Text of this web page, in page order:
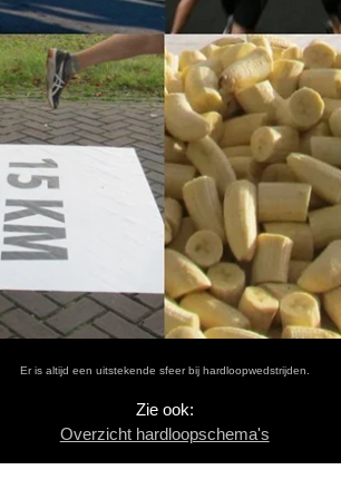
Er is altijd een uitstekende sfeer bij hardloopwedstrijden.
Zie ook:
Overzicht hardloopschema's